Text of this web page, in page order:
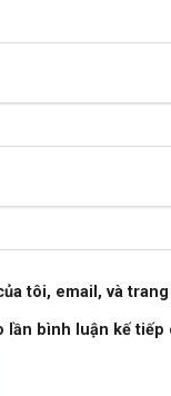
tôi, email, và
lần bình luận kế tiếp